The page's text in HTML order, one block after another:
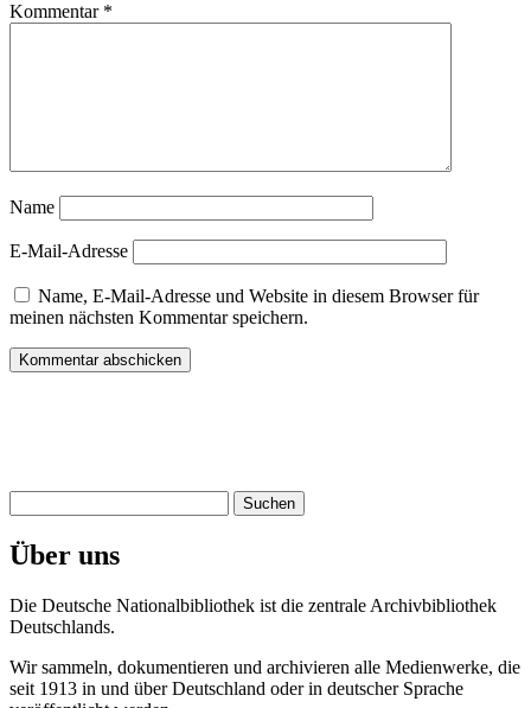
Kommentar *
Name
E-Mail-Adresse
Name, E-Mail-Adresse und Website in diesem Browser für
meinen nächsten Kommentar speichern.
nach:
Über uns
Die Deutsche Nationalbibliothek ist die zentrale Archivbibliothek
Deutschlands.
Wir sammeln, dokumentieren und archivieren alle Medienwerke, die
seit 1913 in und über Deutschland oder in deutscher Sprache